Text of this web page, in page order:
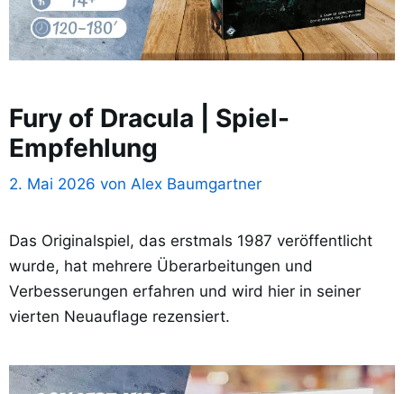
Fury of Dracula | Spiel-
Empfehlung
2. Mai 2026 von Alex Baumgartner
Das Originalspiel, das erstmals 1987 veröffentlicht
wurde, hat mehrere Überarbeitungen und
Verbesserungen erfahren und wird hier in seiner
vierten Neuauflage rezensiert.